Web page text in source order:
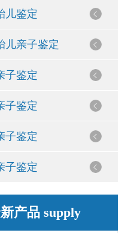
儿鉴定
儿亲子鉴定
子鉴定
子鉴定
子鉴定
子鉴定
产品 supply
定